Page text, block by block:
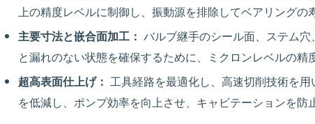
上の精度レベルに制御し、振動源を排除してベアリングの
主要寸法と嵌合面加工： バルブ継手のシール面、ステム
と漏れのない状態を確保するために、ミクロンレベルの精
超高表面仕上げ： 工具経路を最適化し、高速切削技術を
を低減し、ポンプ効率を向上させ、キャビテーションを防